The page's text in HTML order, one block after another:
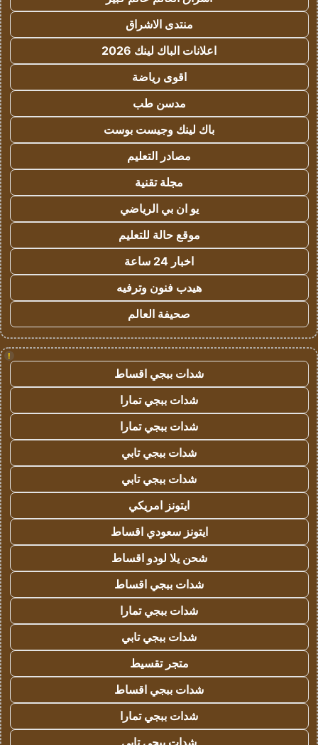
منتدى الاشراق
اعلانات الباك لينك 2026
اقوى رياضة
مدسن طب
باك لينك وجيست بوست
مصادر التعليم
مجلة تقنية
يو ان بي الرياضي
موقع حالة للتعليم
اخبار 24 ساعة
هيدب فنون وترفيه
صحيفة العالم
!
شدات ببجي اقساط
شدات ببجي تمارا
شدات ببجي تمارا
شدات ببجي تابي
شدات ببجي تابي
ايتونز امريكي
ايتونز سعودي اقساط
شحن يلا لودو اقساط
شدات ببجي اقساط
شدات ببجي تمارا
شدات ببجي تابي
متجر تقسيط
شدات ببجي اقساط
شدات ببجي تمارا
شدات ببجي تابي